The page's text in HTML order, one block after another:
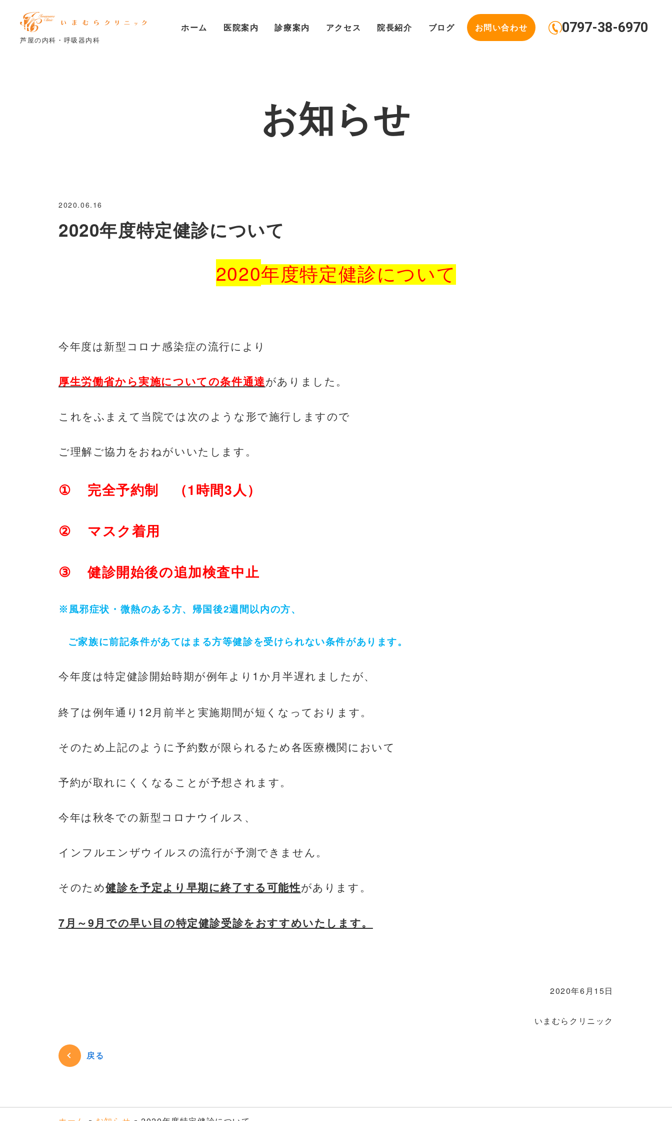
芦屋の内科・呼吸器内科
ホーム 医院案内 診療案内 アクセス 院長紹介 ブログ お問い合わせ 0797-38-6970
お知らせ
2020.06.16
2020年度特定健診について
2020年度特定健診について
今年度は新型コロナ感染症の流行により
厚生労働省から実施についての条件通達がありました。
これをふまえて当院では次のような形で施行しますので
ご理解ご協力をおねがいいたします。
① 完全予約制 （1 時間3 人）
② マスク着用
③ 健診開始後の追加検査中止
※風邪症状・微熱のある方、帰国後2週間以内の方、
ご家族に前記条件があてはまる方等健診を受けられない条件があります。
今年度は特定健診開始時期が例年より 1 か月半遅れましたが、
終了は例年通り 12 月前半と実施期間が短くなっております。
そのため上記のように予約数が限られるため各医療機関において
予約が取れにくくなることが予想されます。
今年は秋冬での新型コロナウイルス、
インフルエンザウイルスの流行が予測できません。
そのため健診を予定より早期に終了する可能性があります。
7月～ 9月での早い目の特定健診受診をおすすめいたします。
2020年6 月 15 日
いまむらクリニック
戻る